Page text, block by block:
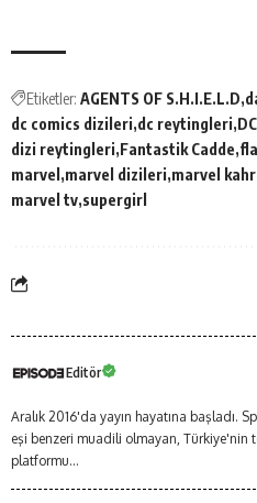
Etiketler: AGENTS OF S.H.I.E.L.D
dc comics dizileri dc reytingleri
dizi reytingleri Fantastik Cadde
marvel marvel dizileri marvel
marvel tv supergirl
Editör
Aralık 2016'da yayın hayatına başladı.
eşi benzeri muadili olmayan, Türkiye'nin
platformu...